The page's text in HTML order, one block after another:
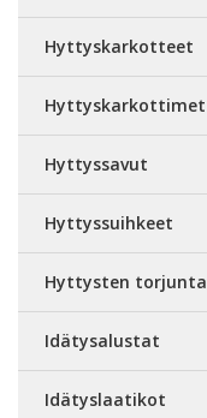
Hyttyskarkotteet
Hyttyskarkottimet
Hyttyssavut
Hyttyssuihkeet
Hyttysten torjunta
Idätysalustat
Idätyslaatikot